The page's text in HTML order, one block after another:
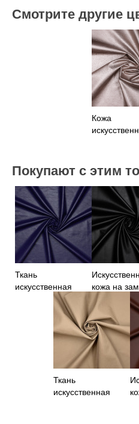
Смотрите другие
Кожа
Покупают с этим
Ткань
искусственная
кожа синего цвета,
кожа на
черная
Ткань
искусственная